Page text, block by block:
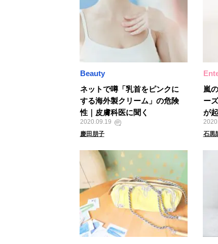
Beauty
ネットで噂「乳首をピンクに
する海外製クリーム」の危険
性｜皮膚科医に聞く
2020.09.19
慶田朋子
嵐
ー
が
石黒